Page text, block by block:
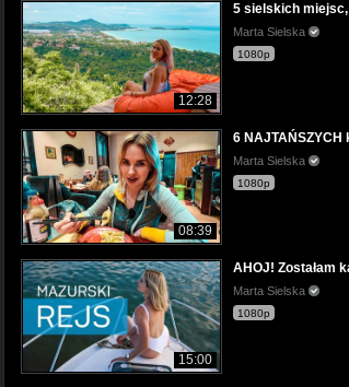
12:28
5 sielskich
Marta Sielska
1080p
08:39
6 NAJTAŃSZYCH
Marta Sielska
1080p
15:00
AHOJ! Zostałam
Marta Sielska
1080p